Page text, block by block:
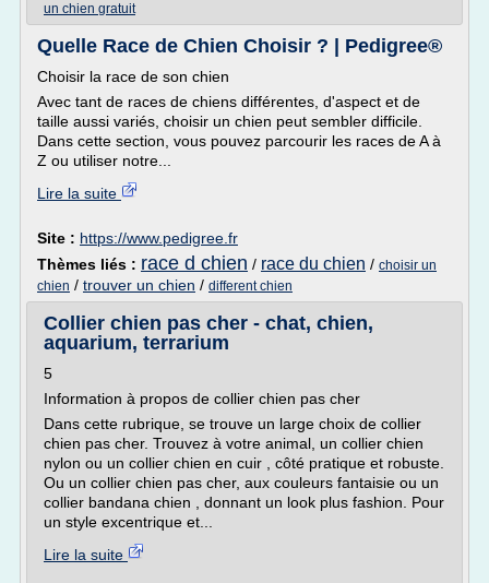
un chien gratuit
Quelle Race de Chien Choisir ? | Pedigree®
Choisir la race de son chien
Avec tant de races de chiens différentes, d'aspect et de
taille aussi variés, choisir un chien peut sembler difficile.
Dans cette section, vous pouvez parcourir les races de A à
Z ou utiliser notre...
Lire la suite
Site : https://www.pedigree.fr
Thèmes liés : race d chien / race du chien / choisir un
chien / trouver un chien / different chien
Collier chien pas cher - chat, chien,
aquarium, terrarium
5
Information à propos de collier chien pas cher
Dans cette rubrique, se trouve un large choix de collier
chien pas cher. Trouvez à votre animal, un collier chien
nylon ou un collier chien en cuir , côté pratique et robuste.
Ou un collier chien pas cher, aux couleurs fantaisie ou un
collier bandana chien , donnant un look plus fashion. Pour
un style excentrique et...
Lire la suite